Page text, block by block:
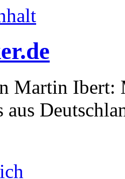
Martin Ibert:
aus